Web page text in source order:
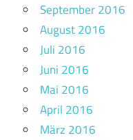
September 2016
August 2016
Juli 2016
Juni 2016
Mai 2016
April 2016
März 2016